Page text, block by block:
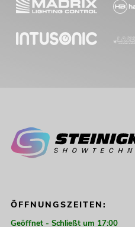
ÖFFNUNGSZEITEN:
Geöffnet - Schließt um 17:00